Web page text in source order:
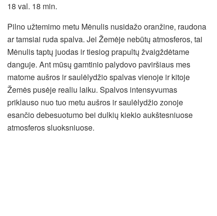
18 val. 18 min.
Pilno užtemimo metu Mėnulis nusidažo oranžine, raudona
ar tamsiai ruda spalva. Jei Žemėje nebūtų atmosferos, tai
Mėnulis taptų juodas ir tiesiog prapultų žvaigždėtame
danguje. Ant mūsų gamtinio palydovo paviršiaus mes
matome aušros ir saulėlydžio spalvas vienoje ir kitoje
Žemės pusėje realiu laiku. Spalvos intensyvumas
priklauso nuo tuo metu aušros ir saulėlydžio zonoje
esančio debesuotumo bei dulkių kiekio aukštesniuose
atmosferos sluoksniuose.